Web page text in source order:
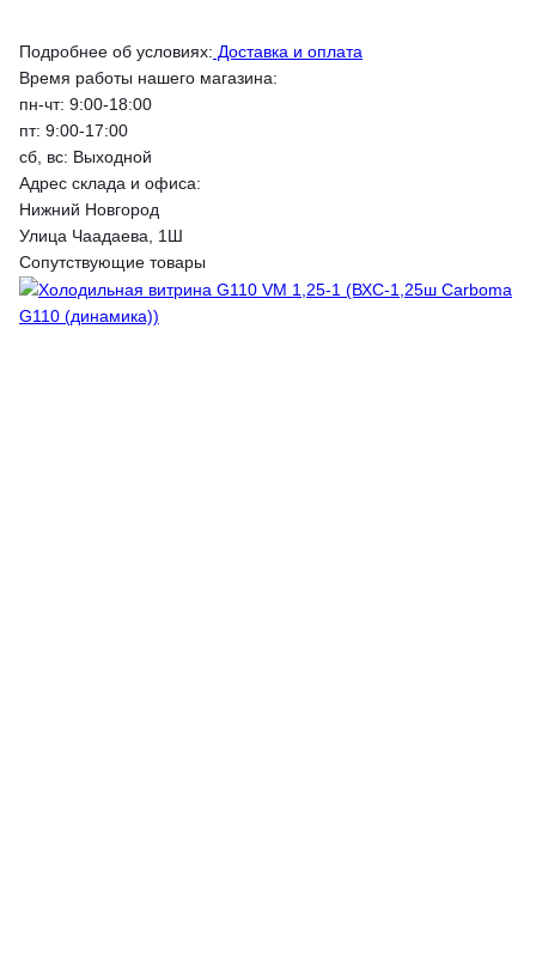
Подробнее об условиях: Доставка и оплата
Время работы нашего магазина:
пн-чт: 9:00-18:00
пт: 9:00-17:00
сб, вс: Выходной
Адрес склада и офиса:
Нижний Новгород
Улица Чаадаева, 1Ш
Сопутствующие товары